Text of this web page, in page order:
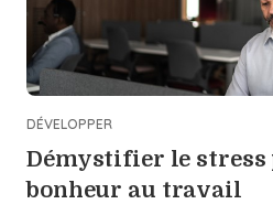
DÉVELOPPER
Démystifier le
bonheur au travail